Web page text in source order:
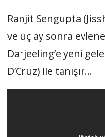
Ranjit Sengupta
ve üç ay sonra
Darjeeling’e yeni
D’Cruz) ile tanışır…